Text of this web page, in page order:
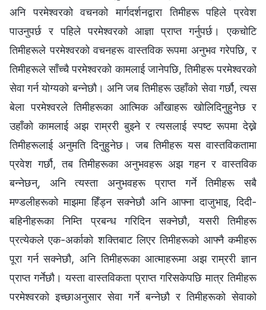
अनि परमेश्‍वरको वचनको मार्गदर्शनद्वारा तिमीहरू पहिले प्रवेश
पाउनुपर्छ र पहिले परमेश्‍वरको आज्ञा प्राप्त गर्नुपर्छ। एकचोटि
तिमीहरूले परमेश्‍वरको वचनहरू वास्तविक रूपमा अनुभव गरेपछि, र
तिमीहरूले साँच्चै परमेश्‍वरको कामलाई जानेपछि, तिमीहरू परमेश्‍वरको
सेवा गर्न योग्यको बन्नेछौ। अनि जब तिमीहरू उहाँको सेवा गर्छौ, त्यस
बेला परमेश्‍वरले तिमीहरूका आत्मिक आँखाहरू खोलिदिनुहुनेछ र
उहाँको कामलाई अझ राम्ररी बुझ्ने र त्यसलाई स्पष्ट रूपमा देख्ने
तिमीहरूलाई अनुमति दिनुहुनेछ। जब तिमीहरू यस वास्तविकतामा
प्रवेश गर्छौ, तब तिमीहरूका अनुभवहरू अझ गहन र वास्तविक
बन्नेछन्, अनि त्यस्ता अनुभवहरू प्राप्त गर्ने तिमीहरू सबै
मण्डलीहरूको माझमा हिँड्न सक्नेछौ अनि आफ्ना दाजुभाइ, दिदी-
बहिनीहरूका निम्ति प्रबन्ध गरिदिन सक्नेछौ, यसरी तिमीहरू
प्रत्येकले एक-अर्काको शक्तिबाट लिएर तिमीहरूको आफ्नै कमीहरू
पूरा गर्न सक्नेछौ, अनि तिमीहरूका आत्माहरूमा अझ राम्ररी ज्ञान
प्राप्त गर्नेछौ। यस्ता वास्तविकता प्राप्त गरिसकेपछि मात्र तिमीहरू
परमेश्‍वरको इच्छाअनुसार सेवा गर्ने बन्नेछौ र तिमीहरूको सेवाको